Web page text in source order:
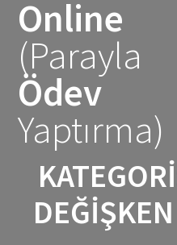
Online
(Parayla
Ödev
Yaptırma)